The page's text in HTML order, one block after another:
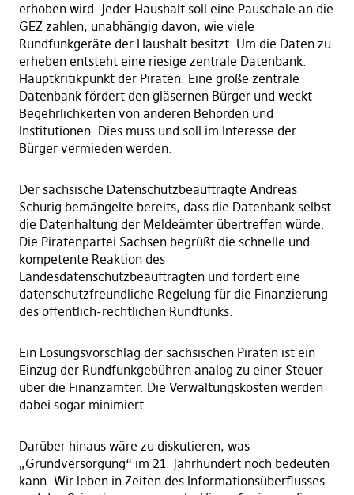
erhoben wird. Jeder Haushalt soll eine Pauschale an die
GEZ zahlen, unabhängig davon, wie viele
Rundfunkgeräte der Haushalt besitzt. Um die Daten zu
erheben entsteht eine riesige zentrale Datenbank.
Hauptkritikpunkt der Piraten: Eine große zentrale
Datenbank fördert den gläsernen Bürger und weckt
Begehrlichkeiten von anderen Behörden und
Institutionen. Dies muss und soll im Interesse der
Bürger vermieden werden.
Der sächsische Datenschutzbeauftragte Andreas
Schurig bemängelte bereits, dass die Datenbank selbst
die Datenhaltung der Meldeämter übertreffen würde.
Die Piratenpartei Sachsen begrüßt die schnelle und
kompetente Reaktion des
Landesdatenschutzbeauftragten und fordert eine
datenschutzfreundliche Regelung für die Finanzierung
des öffentlich-rechtlichen Rundfunks.
Ein Lösungsvorschlag der sächsischen Piraten ist ein
Einzug der Rundfunkgebühren analog zu einer Steuer
über die Finanzämter. Die Verwaltungskosten werden
dabei sogar minimiert.
Darüber hinaus wäre zu diskutieren, was
„Grundversorgung“ im 21. Jahrhundert noch bedeuten
kann. Wir leben in Zeiten des Informationsüberflusses